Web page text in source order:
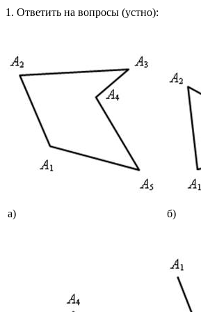
1. Ответить на вопросы (устно):
а) б)